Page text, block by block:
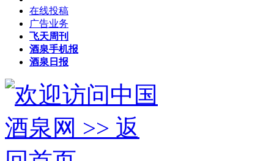
在线投稿
广告业务
飞天周刊
酒泉手机报
酒泉日报